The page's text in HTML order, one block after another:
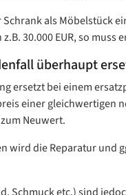
als Möbelstück
30.000 EUR, so
überhaupt
ersetzt bei einem
einer gleichwertigen
Neuwert.
wird die Reparatur